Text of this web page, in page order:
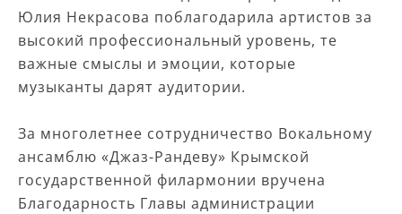
Юлия Некрасова поблагодарила артистов за
высокий профессиональный уровень, те
важные смыслы и эмоции, которые
музыканты дарят аудитории.
За многолетнее сотрудничество Вокальному
ансамблю «Джаз-Рандеву» Крымской
государственной филармонии вручена
Благодарность Главы администрации